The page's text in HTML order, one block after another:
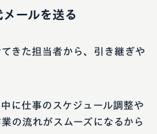
ールを送る
きた担当者から、引き継ぎや
に仕事のスケジュール調整や
の流れがスムーズになるから